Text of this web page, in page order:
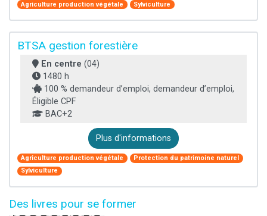
Agriculture production végétale Sylviculture
BTSA gestion forestière
En centre (04)
1480 h
100 % demandeur d’emploi, demandeur d’emploi,
Éligible CPF
BAC+2
Plus d'informations
Agriculture production végétale
Protection du patrimoine naturel
Sylviculture
Des livres pour se former